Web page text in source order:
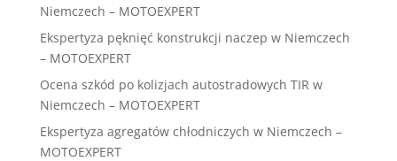
Niemczech – MOTOEXPERT
Ekspertyza pęknięć konstrukcji naczep w Niemczech
– MOTOEXPERT
Ocena szkód po kolizjach autostradowych TIR w
Niemczech – MOTOEXPERT
Ekspertyza agregatów chłodniczych w Niemczech –
MOTOEXPERT